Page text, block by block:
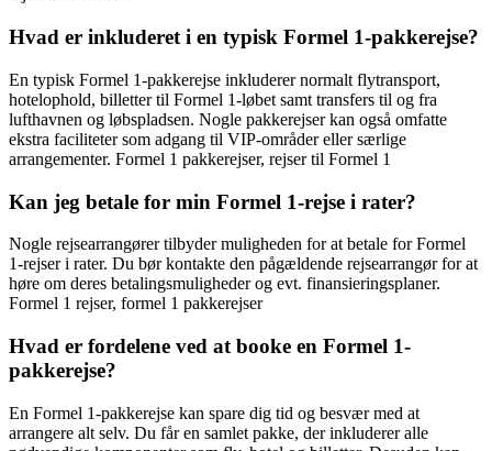
Hvad er inkluderet i en typisk Formel 1-pakkerejse?
En typisk Formel 1-pakkerejse inkluderer normalt flytransport,
hotelophold, billetter til Formel 1-løbet samt transfers til og fra
lufthavnen og løbspladsen. Nogle pakkerejser kan også omfatte
ekstra faciliteter som adgang til VIP-områder eller særlige
arrangementer. Formel 1 pakkerejser, rejser til Formel 1
Kan jeg betale for min Formel 1-rejse i rater?
Nogle rejsearrangører tilbyder muligheden for at betale for Formel
1-rejser i rater. Du bør kontakte den pågældende rejsearrangør for at
høre om deres betalingsmuligheder og evt. finansieringsplaner.
Formel 1 rejser, formel 1 pakkerejser
Hvad er fordelene ved at booke en Formel 1-
pakkerejse?
En Formel 1-pakkerejse kan spare dig tid og besvær med at
arrangere alt selv. Du får en samlet pakke, der inkluderer alle